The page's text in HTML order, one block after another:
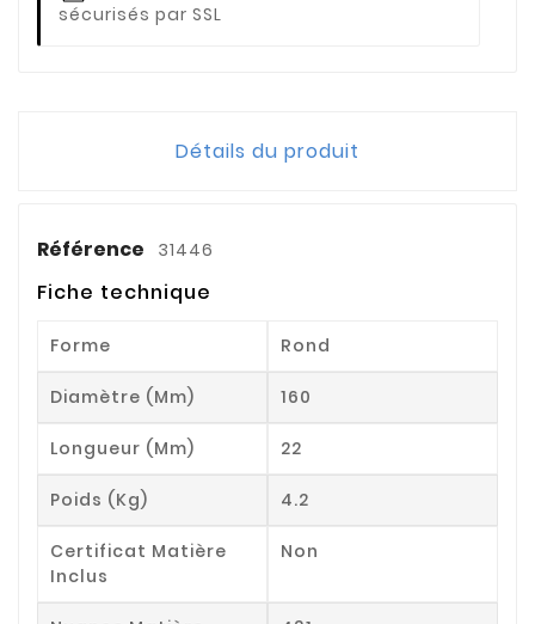
sécurisés par SSL
Détails du produit
Référence 31446
Fiche technique
Forme Rond
Diamètre (mm) 160
Longueur (mm) 22
Poids (kg) 4.2
Certificat Matière
Inclus
Non